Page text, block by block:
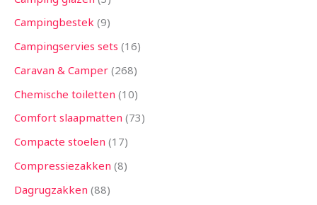
Campingbestek 9
Campingservies sets 16
Caravan & Camper 268
Chemische toiletten 10
Comfort slaapmatten 73
Compacte stoelen 17
Compressiezakken 8
Dagrugzakken 88